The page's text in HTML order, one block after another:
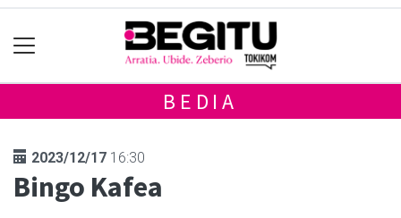
BEDIA
2023/12/17 16:30
Bingo Kafea